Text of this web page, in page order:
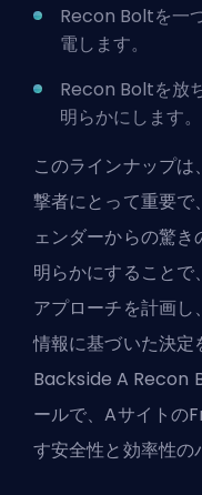
Recon Boltを一
電します。
Recon Boltを放
明らかにします。
このラインナップ
撃者にとって重要で
ェンダーからの驚
明らかにすること
アプローチを計画し
情報に基づいた決
Backside A Recon
ールで、Aサイトの
す安全性と効率性の